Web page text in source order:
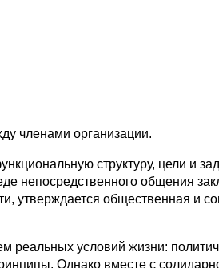
членами организации.
структуру, цели и
непосредственного общения
утверждается общественная и
реальных условий жизни:
Однако вместе с